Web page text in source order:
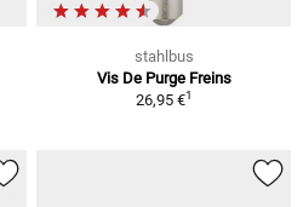
stahlbus
Vis De Purge Freins
26,95 €1